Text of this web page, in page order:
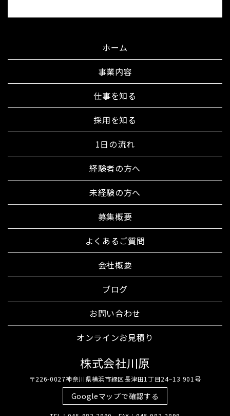
ホーム
事業内容
仕事を知る
採用を知る
1日の流れ
経験者の方へ
未経験の方へ
募集概要
よくあるご質問
会社概要
ブログ
お問い合わせ
オンラインお見積り
株式会社川原
〒226-0027神奈川県横浜市緑区長津田1丁目24−13 901号
Googleマップで確認する